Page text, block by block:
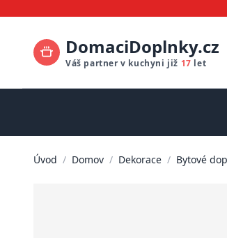
DomaciDoplnky.cz
Váš partner v kuchyni již 17 let
Úvod / Domov / Dekorace / Bytové